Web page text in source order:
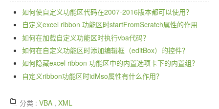
如何使自定义功能区代码在2007-2016版本都可以使用？
自定义excel ribbon 功能区时startFromScratch属性的作用
如何在加载自定义功能区时执行vba代码？
如何在自定义功能区时添加编辑框（editBox）的控件？
如何隐藏excel ribbon 功能区中的内置选项卡下的内置组？
自定义ribbon功能区时idMso属性有什么作用？
分类 : VBA , XML